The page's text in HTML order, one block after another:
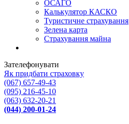
OСАГО
Калькулятор КАСКО
Туристичне страхування
Зелена карта
Страхування майна
Зателефонувати
Як придбати страховку
(067) 657-49-43
(095) 216-45-10
(063) 632-20-21
(044) 200-01-24